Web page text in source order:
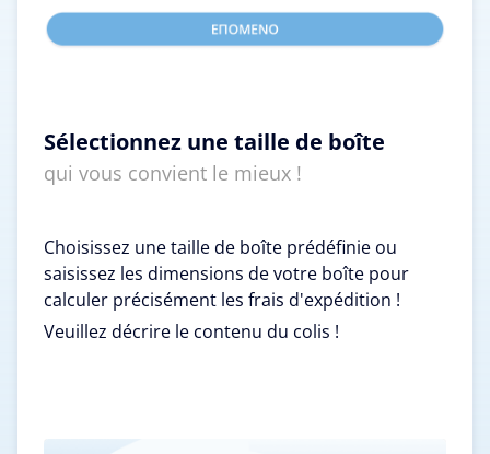
Sélectionnez une taille de boîte
qui vous convient le mieux !
Choisissez une taille de boîte prédéfinie ou
saisissez les dimensions de votre boîte pour
calculer précisément les frais d'expédition !
Veuillez décrire le contenu du colis !